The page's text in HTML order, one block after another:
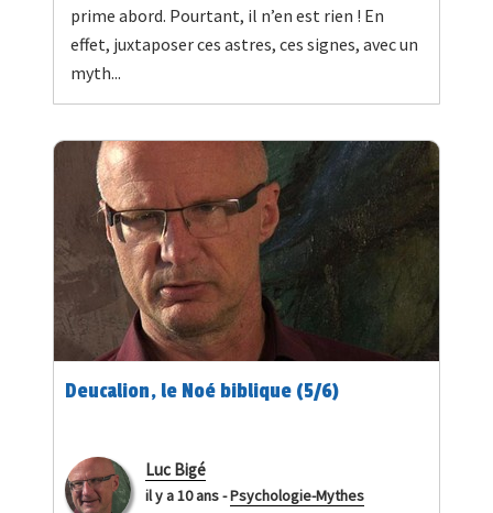
prime abord. Pourtant, il n’en est rien ! En
effet, juxtaposer ces astres, ces signes, avec un
myth...
Deucalion, le Noé biblique (5/6)
Luc Bigé
il y a 10 ans-Psychologie-Mythes